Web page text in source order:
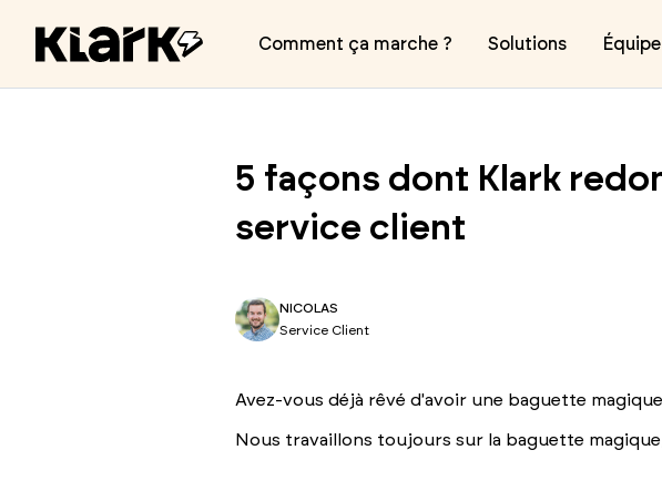
Comment ça marche ? Solutions Équipe
5 façons dont Klark
service client
NICOLAS
Service Client
Avez-vous déjà rêvé d'avoir une baguette
Nous travaillons toujours sur la baguette